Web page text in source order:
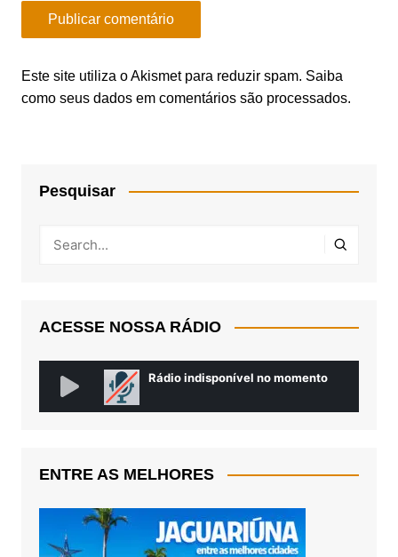
Este site utiliza o Akismet para reduzir spam. Saiba
como seus dados em comentários são processados.
Pesquisar
ACESSE NOSSA RÁDIO
ENTRE AS MELHORES